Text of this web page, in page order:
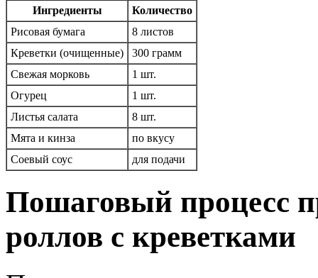
Ингредиенты
Количество
Рисовая бумага
8 листов
Креветки (очищенные)
300 грамм
Свежая морковь
1 шт.
Огурец
1 шт.
Листья салата
8 шт.
Мята и кинза
по вкусу
Соевый соус
для подачи
Пошаговый процесс
роллов с креветками